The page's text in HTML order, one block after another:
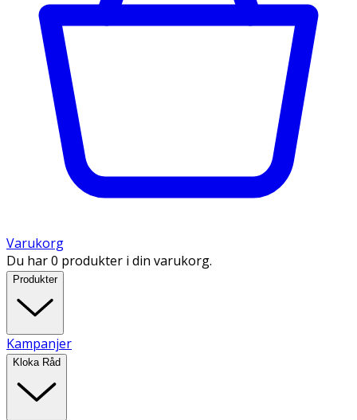
Varukorg
Du har 0 produkter i din varukorg.
Produkter
Kampanjer
Kloka Råd